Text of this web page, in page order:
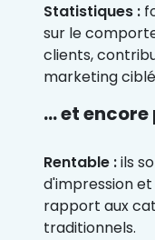
Statistiques :
sur le
clients,
marketing
... et
Rentable :ils
d'impression
rapport aux
traditionnels.